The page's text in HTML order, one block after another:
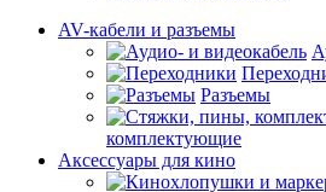
AV-кабели и разъемы
Разъемы
комплектующие
Аксессуары для кино